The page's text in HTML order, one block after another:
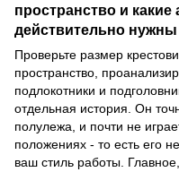
пространство и
действительно нужны
Проверьте размер
пространство,
подлокотники и
отдельная история. Он
полулежа, и почти не
положениях - то есть его
ваш стиль работы.